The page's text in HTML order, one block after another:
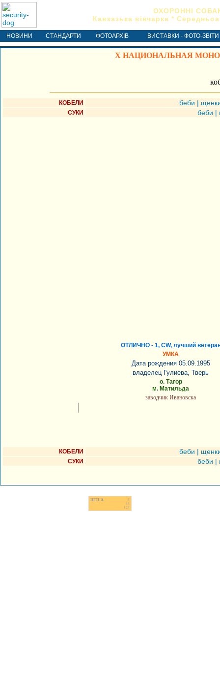
ОХОРОННІ
Кавказька вівчарка *
НОВИНИ СТАНДАРТИ ФОТОАРХІВ ВИСТАВКИ - ФОТО-ЗВІТИ
X НАЦИОНАЛЬНАЯ
КОБЕЛИ беби |
СУКИ беби |
ОТЛИЧНО - 1, CW, лучший
УМКА
Дата рождения 05.09.1995
владелец Гулиева, Тверь
о. Тагор
м. Матильда
заводчик Ивановска
КОБЕЛИ беби |
СУКИ беби |
HIT.UA
5
83
128